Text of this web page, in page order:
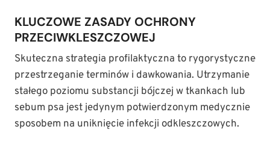
KLUCZOWE ZASADY OCHRONY
PRZECIWKLESZCZOWEJ
Skuteczna strategia profilaktyczna to rygorystyczne
przestrzeganie terminów i dawkowania. Utrzymanie
stałego poziomu substancji bójczej w tkankach lub
sebum psa jest jedynym potwierdzonym medycznie
sposobem na uniknięcie infekcji odkleszczowych.